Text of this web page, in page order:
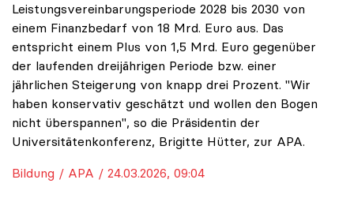
Leistungsvereinbarungsperiode 2028 bis 2030 von
einem Finanzbedarf von 18 Mrd. Euro aus. Das
entspricht einem Plus von 1,5 Mrd. Euro gegenüber
der laufenden dreijährigen Periode bzw. einer
jährlichen Steigerung von knapp drei Prozent. "Wir
haben konservativ geschätzt und wollen den Bogen
nicht überspannen", so die Präsidentin der
Universitätenkonferenz, Brigitte Hütter, zur APA.
Bildung / APA / 24.03.2026, 09:04